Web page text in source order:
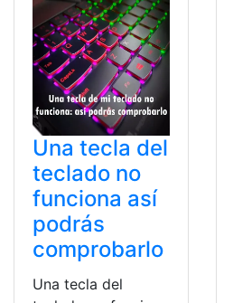
Una tecla del
teclado no
funciona así
podrás
comprobarlo
Una tecla del